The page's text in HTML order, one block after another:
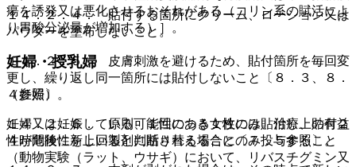
１４．２．４． 貼付する箇所にクリーム、ローション又は
パウダーを塗布しないこと。
１４．２．５． 皮膚刺激を避けるため、貼付箇所を毎回変
更し、繰り返し同一箇所には貼付しないこと〔８．３、８．
４参照〕。
１４．２．６． 原則、１回につき１枚のみ貼付し、貼付２
４時間後に新しい製剤に貼り替えること〔７．５参照〕。
瘍を誘発又は悪化させるおそれがある（コリン系の賦活によ
り胃酸分泌量が増加する）］。
妊婦・授乳婦
（妊婦）
妊婦又は妊娠している可能性のある女性には、治療上の有益
性が危険性を上回ると判断される場合にのみ投与すること
（動物実験（ラット、ウサギ）において、リバスチグミン又